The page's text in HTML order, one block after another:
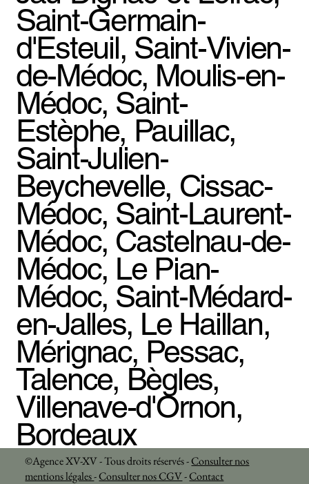
Saint-Germain-
d'Esteuil, Saint-Vivien-
de-Médoc, Moulis-en-
Médoc, Saint-
Estèphe, Pauillac,
Saint-Julien-
Beychevelle, Cissac-
Médoc, Saint-Laurent-
Médoc, Castelnau-de-
Médoc, Le Pian-
Médoc, Saint-Médard-
en-Jalles, Le Haillan,
Mérignac, Pessac,
Talence, Bègles,
Villenave-d'Ornon,
Bordeaux
©Agence XV-XV - Tous droits réservés -Consulter nos
mentions légales-Consulter nos CGV-Contact